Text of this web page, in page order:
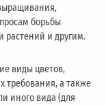
борьбы
растений и другим.
виды цветов,
требования, а также
иного вида (для